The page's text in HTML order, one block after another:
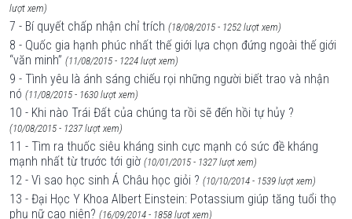
lượt xem)
7 - Bí quyết chấp nhận chỉ trích (18/08/2015 - 1252 lượt xem)
8 - Quốc gia hạnh phúc nhất thế giới lựa chọn đứng ngoài thế giới
“văn minh” (11/08/2015 - 1224 lượt xem)
9 - Tình yêu là ánh sáng chiếu rọi những người biết trao và nhận
nó (11/08/2015 - 1630 lượt xem)
10 - Khi nào Trái Đất của chúng ta rồi sẽ đến hồi tự hủy ?
(10/08/2015 - 1237 lượt xem)
11 - Tìm ra thuốc siêu kháng sinh cực mạnh có sức đề kháng
mạnh nhất từ trước tới giờ (10/01/2015 - 1327 lượt xem)
12 - Vì sao học sinh Á Châu học giỏi ? (10/10/2014 - 1539 lượt xem)
13 - Đại Học Y Khoa Albert Einstein: Potassium giúp tăng tuổi thọ
phụ nữ cao niên? (16/09/2014 - 1858 lượt xem)